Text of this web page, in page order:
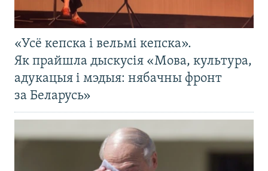
«Усё кепска і вельмі кепска».
Як прайшла дыскусія «Мова, культура,
адукацыя і мэдыя: нябачны фронт
за Беларусь»